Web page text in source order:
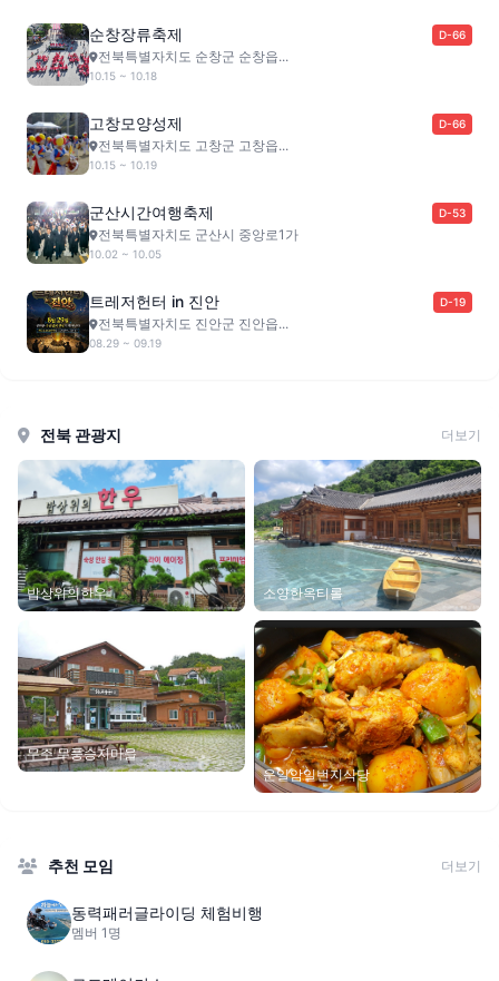
순창장류축제 D-66
전북특별자치도 순창군 순창읍...
10.15 ~ 10.18
고창모양성제 D-66
전북특별자치도 고창군 고창읍...
10.15 ~ 10.19
군산시간여행축제 D-53
전북특별자치도 군산시 중앙로1가
10.02 ~ 10.05
트레저헌터 in 진안 D-19
전북특별자치도 진안군 진안읍...
08.29 ~ 09.19
전북 관광지 더보기
밥상위의한우 소양한옥티롤
무주 무풍승지마을
운일암일번지식당
추천 모임 더보기
동력패러글라이딩 체험비행
멤버 1명